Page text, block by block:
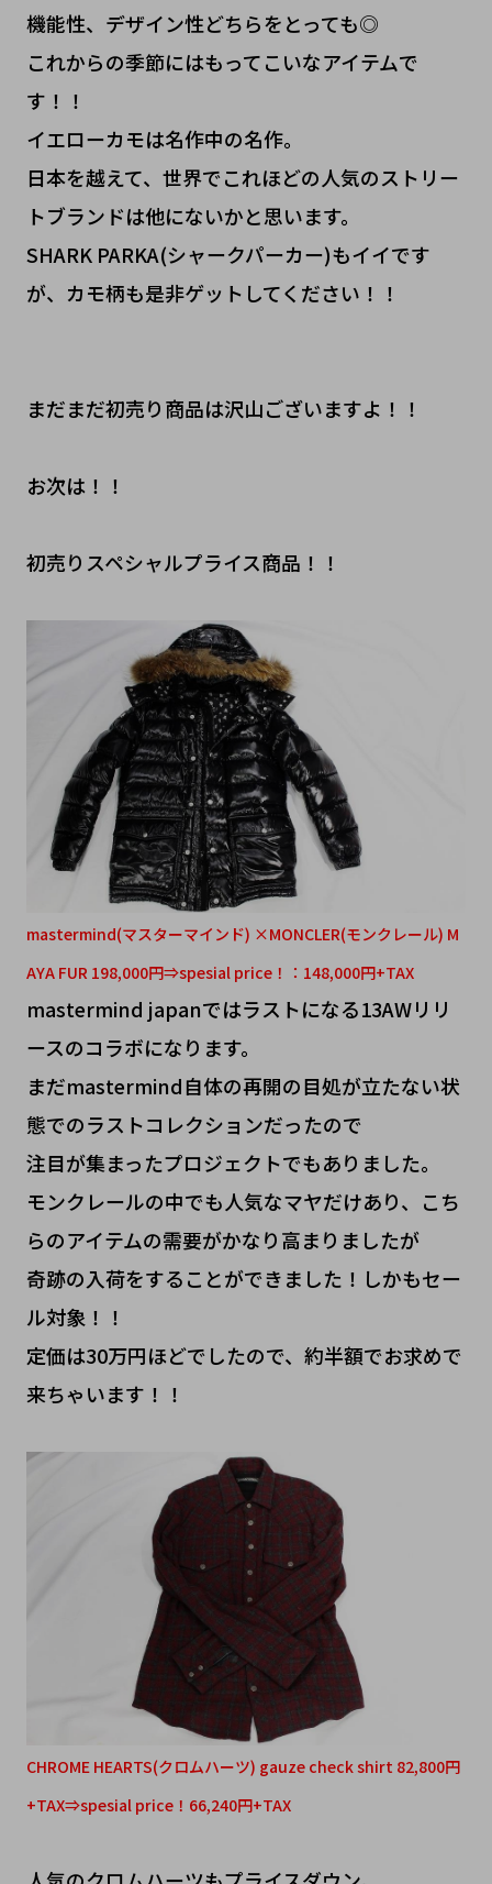
機能性、デザイン性どちらをとっても◎
これからの季節にはもってこいなアイテムで
す！！
イエローカモは名作中の名作。
日本を越えて、世界でこれほどの人気のストリー
トブランドは他にないかと思います。
SHARK PARKA(シャークパーカー)もイイです
が、カモ柄も是非ゲットしてください！！
まだまだ初売り商品は沢山ございますよ！！
お次は！！
初売りスペシャルプライス商品！！
mastermind(マスターマインド) ×MONCLER(モンクレール) M
AYA FUR 198,000円⇒spesial price！：148,000円+TAX
mastermind japanではラストになる13AWリリ
ースのコラボになります。
まだmastermind自体の再開の目処が立たない状
態でのラストコレクションだったので
注目が集まったプロジェクトでもありました。
モンクレールの中でも人気なマヤだけあり、こち
らのアイテムの需要がかなり高まりましたが
奇跡の入荷をすることができました！しかもセー
ル対象！！
定価は30万円ほどでしたので、約半額でお求めで
来ちゃいます！！
CHROME HEARTS(クロムハーツ) gauze check shirt 82,800円
+TAX⇒spesial price！66,240円+TAX